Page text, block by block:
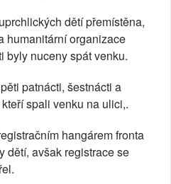
dětí přemístěna,
humanitární organizace
byly nuceny spát venku.
patnácti, šestnácti a
spali venku na ulici,.
hangárem fronta
dětí, avšak registrace se